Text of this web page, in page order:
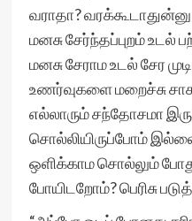
வராதா?
மனசு சேர்ந்தப்புறம் உடல்
மனசு சேராம உடல் சேர
உணர்வுகளை மறைச்சு
எல்லாரும் சந்தோசமா
சொல்லியிருப்போம்
ஒளிக்காம சொல்லும்
போயிடறோம்? பெரிசு